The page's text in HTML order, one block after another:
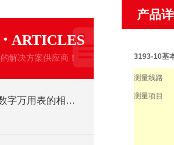
· ARTICLES
解决方案供应商！
HM8112-3台式数字万用表的相关杂谈
产品
3193-10基
测量线路
测量项目